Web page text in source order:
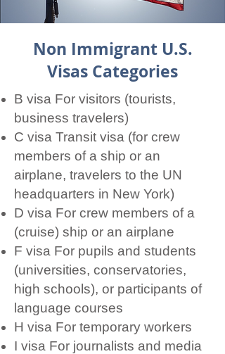
Non Immigrant U.S.
Visas Categories
B visa For visitors (tourists,
business travelers)
C visa Transit visa (for crew
members of a ship or an
airplane, travelers to the UN
headquarters in New York)
D visa For crew members of a
(cruise) ship or an airplane
F visa For pupils and students
(universities, conservatories,
high schools), or participants of
language courses
H visa For temporary workers
I visa For journalists and media